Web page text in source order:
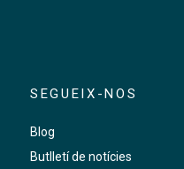
SEGUEIX-NOS
Blog
Butlletí de notícies